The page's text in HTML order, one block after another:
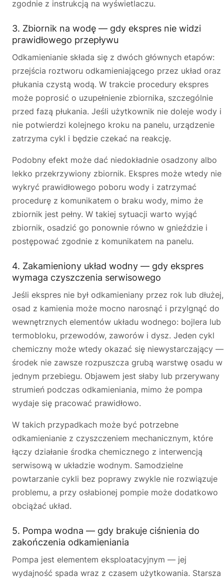
zgodnie z instrukcją na wyświetlaczu.
3. Zbiornik na wodę — gdy ekspres nie widzi
prawidłowego przepływu
Odkamienianie składa się z dwóch głównych etapów:
przejścia roztworu odkamieniającego przez układ oraz
płukania czystą wodą. W trakcie procedury ekspres
może poprosić o uzupełnienie zbiornika, szczególnie
przed fazą płukania. Jeśli użytkownik nie doleje wody i
nie potwierdzi kolejnego kroku na panelu, urządzenie
zatrzyma cykl i będzie czekać na reakcję.
Podobny efekt może dać niedokładnie osadzony albo
lekko przekrzywiony zbiornik. Ekspres może wtedy nie
wykryć prawidłowego poboru wody i zatrzymać
procedurę z komunikatem o braku wody, mimo że
zbiornik jest pełny. W takiej sytuacji warto wyjąć
zbiornik, osadzić go ponownie równo w gnieździe i
postępować zgodnie z komunikatem na panelu.
4. Zakamieniony układ wodny — gdy ekspres
wymaga czyszczenia serwisowego
Jeśli ekspres nie był odkamieniany przez rok lub dłużej,
osad z kamienia może mocno narosnąć i przylgnąć do
wewnętrznych elementów układu wodnego: bojlera lub
termobloku, przewodów, zaworów i dysz. Jeden cykl
chemiczny może wtedy okazać się niewystarczający —
środek nie zawsze rozpuszcza grubą warstwę osadu w
jednym przebiegu. Objawem jest słaby lub przerywany
strumień podczas odkamieniania, mimo że pompa
wydaje się pracować prawidłowo.
W takich przypadkach może być potrzebne
odkamienianie z czyszczeniem mechanicznym, które
łączy działanie środka chemicznego z interwencją
serwisową w układzie wodnym. Samodzielne
powtarzanie cykli bez poprawy zwykle nie rozwiązuje
problemu, a przy osłabionej pompie może dodatkowo
obciążać układ.
5. Pompa wodna — gdy brakuje ciśnienia do
zakończenia odkamieniania
Pompa jest elementem eksploatacyjnym — jej
wydajność spada wraz z czasem użytkowania. Starsza